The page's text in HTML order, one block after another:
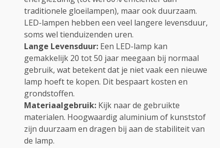
traditionele gloeilampen), maar ook duurzaam.
LED-lampen hebben een veel langere levensduur,
soms wel tienduizenden uren.
Lange Levensduur: Een LED-lamp kan
gemakkelijk 20 tot 50 jaar meegaan bij normaal
gebruik, wat betekent dat je niet vaak een nieuwe
lamp hoeft te kopen. Dit bespaart kosten en
grondstoffen.
Materiaalgebruik: Kijk naar de gebruikte
materialen. Hoogwaardig aluminium of kunststof
zijn duurzaam en dragen bij aan de stabiliteit van
de lamp.